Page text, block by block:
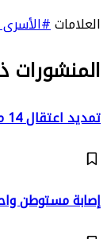
العلامات#الأسرى
المنشورات
تمديد اعتقال 14 مقدسياً واستدعاء آخرين للتحقيق
إصابة مستوطن